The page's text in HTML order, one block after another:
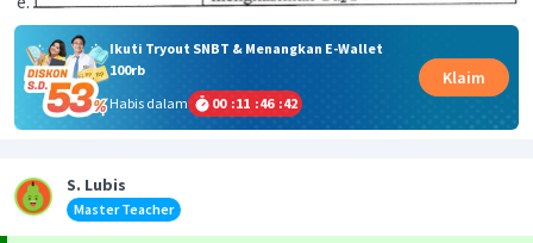
Ikuti Tryout SNBT & Menangkan E-Wallet
100rb
Habis dalam
00 :11 :46 :42
Klaim
S. Lubis
Master Teacher